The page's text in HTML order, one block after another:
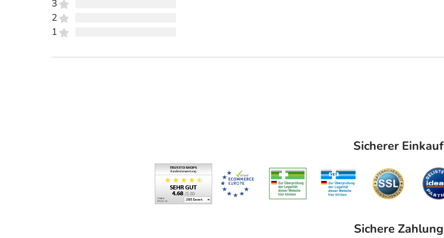
3
2
1
Sicherer Einkauf
Sichere Zahlung